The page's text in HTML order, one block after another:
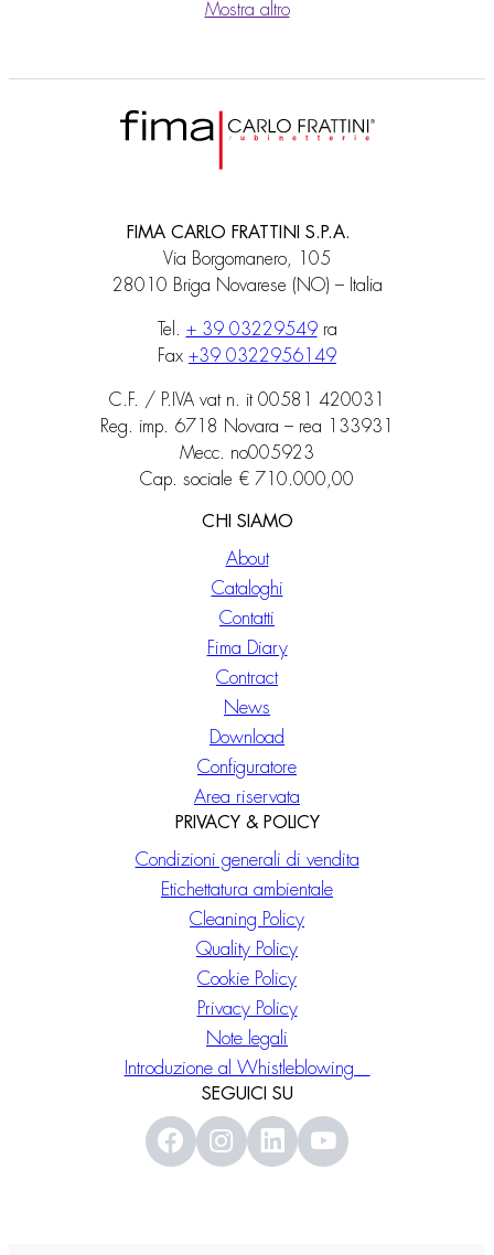
Mostra altro
FIMA CARLO FRATTINI S.P.A.
Via Borgomanero, 105
28010 Briga Novarese (NO) – Italia
Tel. + 39 03229549ra
Fax +39 0322956149
C.F. / P.IVA vat n. it 00581 420031
Reg. imp. 6718 Novara – rea 133931
Mecc. no005923
Cap. sociale € 710.000,00
CHI SIAMO
About
Cataloghi
Contatti
Fima Diary
Contract
News
Download
Configuratore
Area riservata
PRIVACY & POLICY
Condizioni generali di vendita
Etichettatura ambientale
Cleaning Policy
Quality Policy
Cookie Policy
Privacy Policy
Note legali
Introduzione al Whistleblowing
SEGUICI SU